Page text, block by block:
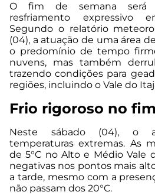
O fim de semana será
resfriamento expressivo
Segundo o relatório
(04), a atuação de uma área
o predomínio de tempo
nuvens, mas também
trazendo condições para
regiões, incluindo o Vale do
Frio rigoroso no
Neste sábado (04), o
temperaturas extremas. As
de 5°C no Alto e Médio Vale
negativas nos pontos mais
a tarde, mesmo com a
não passam dos 20°C.